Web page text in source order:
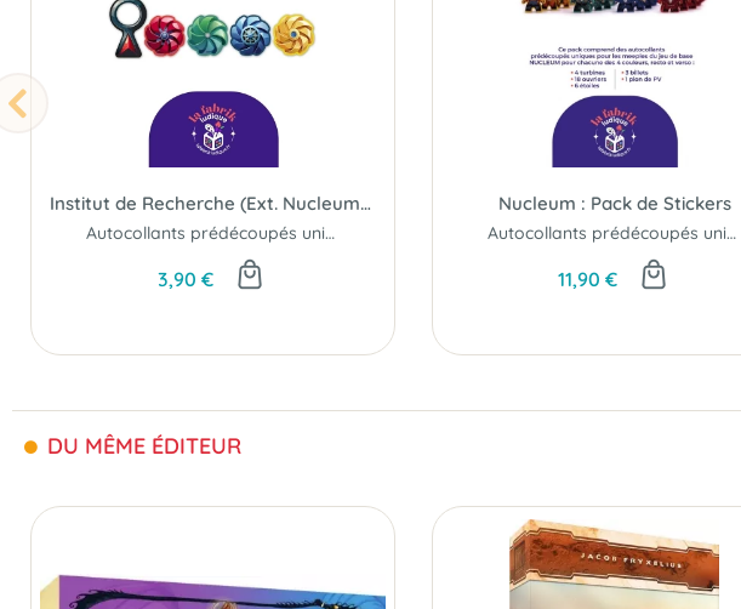
Institut de Recherche (Ext. Nucleum) : Pack de Stickers
Autocollants prédécoupés uniques...
3,90 €
Nucleum : Pack de Stickers
Autocollants prédécoupés uniques...
11,90 €
DU MÊME ÉDITEUR